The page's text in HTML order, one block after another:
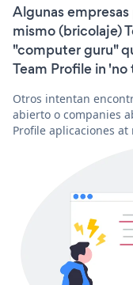
Algunas
mismo (bricolaje)
"computer guru"
Team Profile in 'no
Otros intentan
abierto o companies
Profile aplicaciones